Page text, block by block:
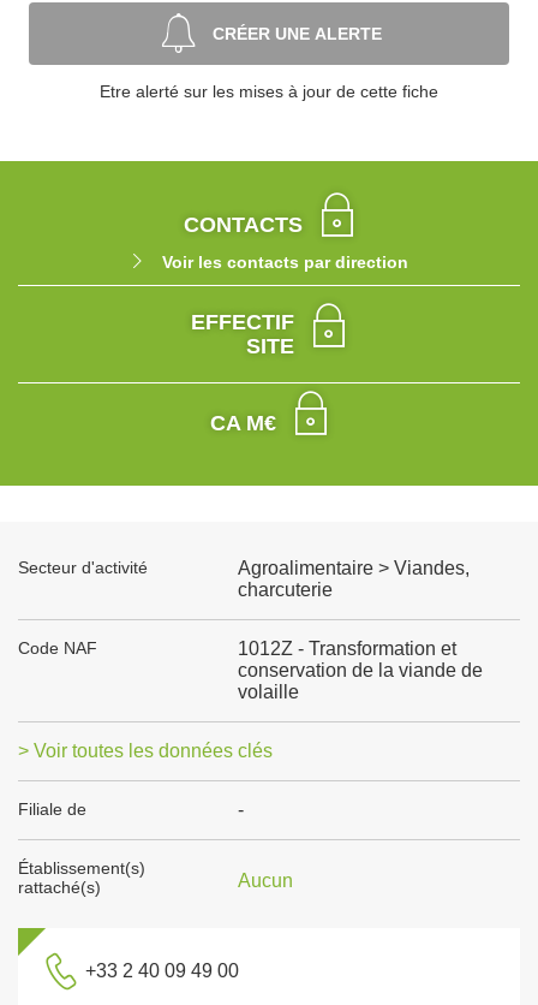
CRÉER UNE ALERTE
Etre alerté sur les mises à jour de cette fiche
CONTACTS
Voir les contacts par direction
EFFECTIF
SITE
CA M€
Secteur d'activité
Agroalimentaire > Viandes,
charcuterie
Code NAF
1012Z - Transformation et
conservation de la viande de
volaille
> Voir toutes les données clés
Filiale de -
Établissement(s)
rattaché(s)
Aucun
+33 2 40 09 49 00